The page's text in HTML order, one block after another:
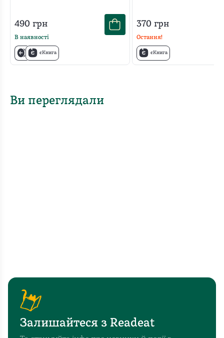
490 грн
В наявності
єКнига
370грн
Остання!
єКнига
Ви переглядали
Залишайтеся з Readeat